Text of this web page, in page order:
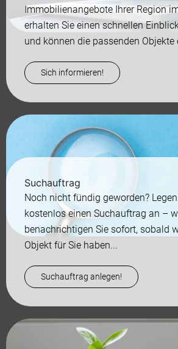
Immobilienangebote Ihrer Region
erhalten Sie einen schnellen
und können die passenden Objekte
Sich informieren!
Suchauftrag
Noch nicht fündig geworden?
kostenlos einen Suchauftrag an –
benachrichtigen Sie sofort, sobald
Objekt für Sie haben...
Suchauftrag anlegen!